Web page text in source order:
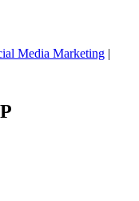
Media Marketing |